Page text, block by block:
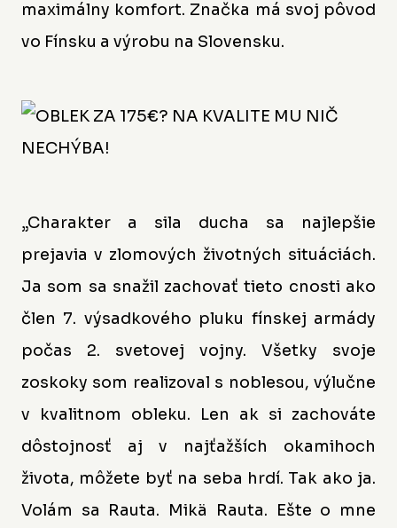
maximálny komfort. Značka má svoj pôvod
vo Fínsku a výrobu na Slovensku.
„Charakter a sila ducha sa najlepšie
prejavia v zlomových životných situáciách.
Ja som sa snažil zachovať tieto cnosti ako
člen 7. výsadkového pluku fínskej armády
počas 2. svetovej vojny. Všetky svoje
zoskoky som realizoval s noblesou, výlučne
v kvalitnom obleku. Len ak si zachováte
dôstojnosť aj v najťažších okamihoch
života, môžete byť na seba hrdí. Tak ako ja.
Volám sa Rauta. Mikä Rauta. Ešte o mne